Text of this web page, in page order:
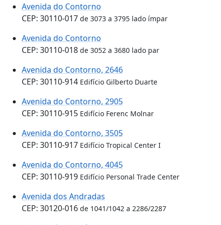
Avenida do Contorno
CEP: 30110-017 de 3073 a 3795 lado ímpar
Avenida do Contorno
CEP: 30110-018 de 3052 a 3680 lado par
Avenida do Contorno, 2646
CEP: 30110-914 Edifício Gilberto Duarte
Avenida do Contorno, 2905
CEP: 30110-915 Edifício Ferenc Molnar
Avenida do Contorno, 3505
CEP: 30110-917 Edifício Tropical Center I
Avenida do Contorno, 4045
CEP: 30110-919 Edifício Personal Trade Center
Avenida dos Andradas
CEP: 30120-016 de 1041/1042 a 2286/2287